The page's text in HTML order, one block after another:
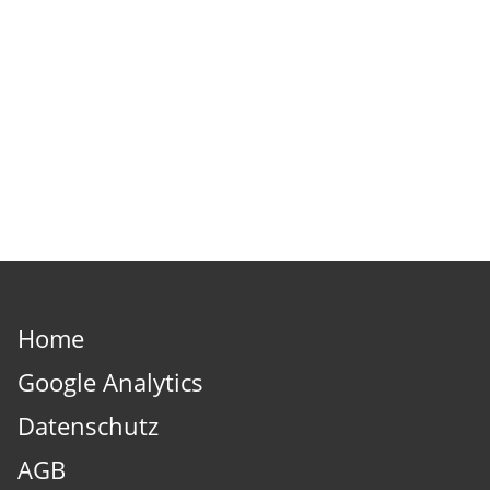
Home
Google Analytics
Datenschutz
AGB